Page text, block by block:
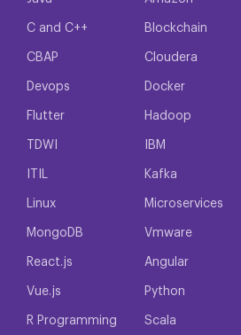
C and C++ Blockchain
CBAP Cloudera
Devops Docker
Flutter Hadoop
TDWI IBM
ITIL Kafka
Linux Microservices
MongoDB Vmware
React.js Angular
Vue.js Python
R Programming Scala